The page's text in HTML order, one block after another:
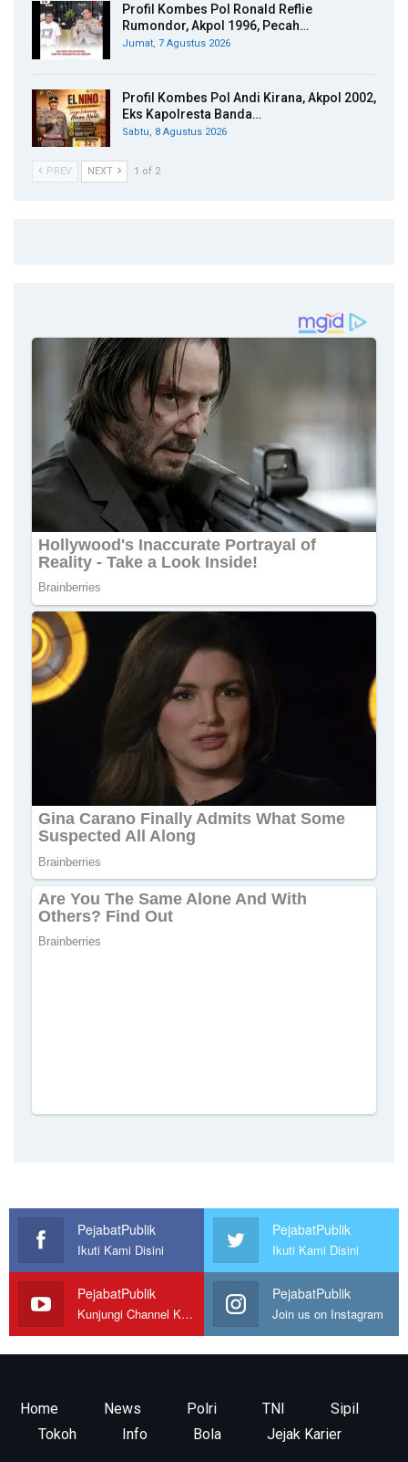
Profil Kombes Pol Ronald Reflie
Rumondor, Akpol 1996, Pecah…
Jumat, 7 Agustus 2026
Profil Kombes Pol Andi Kirana, Akpol 2002,
Eks Kapolresta Banda…
Sabtu, 8 Agustus 2026
PREV NEXT 1 of 2
PejabatPublik
Ikuti Kami Disini
PejabatPublik
Ikuti Kami Disini
PejabatPublik
Kunjungi Channel Kami
PejabatPublik
Join us on Instagram
Home News Polri TNI
Sipil
Tokoh
Info Bola Jejak Karier